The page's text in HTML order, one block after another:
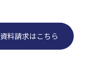
資料請求はこちら